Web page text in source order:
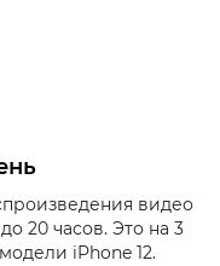
видео
20 часов. Это на 3
iPhone 12.